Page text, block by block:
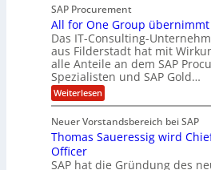
f
b
e
i
I
F
S
e
z
i
a
l
i
s
u
l
n
e
n
n
t
C
T
O
-
S
e
c
u
r
i
t
y
y
s
e
SAP Procurement
All for One Group
Das IT-Consulting-
aus Filderstadt hat mit
alle Anteile an dem SAP
Spezialisten und SAP Gold…
Weiterlesen:
A
l
f
r
Neuer Vorstandsbereich bei SAP
Thomas Saueressig wird
Officer
SAP hat die Gründung des